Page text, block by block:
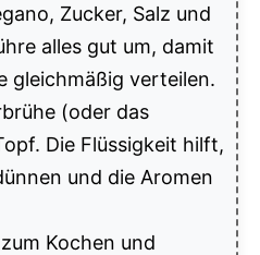
Zucker, Salz und
alles gut um, damit
gleichmäßig verteilen.
(oder das
Die Flüssigkeit hilft,
und die Aromen
Kochen und